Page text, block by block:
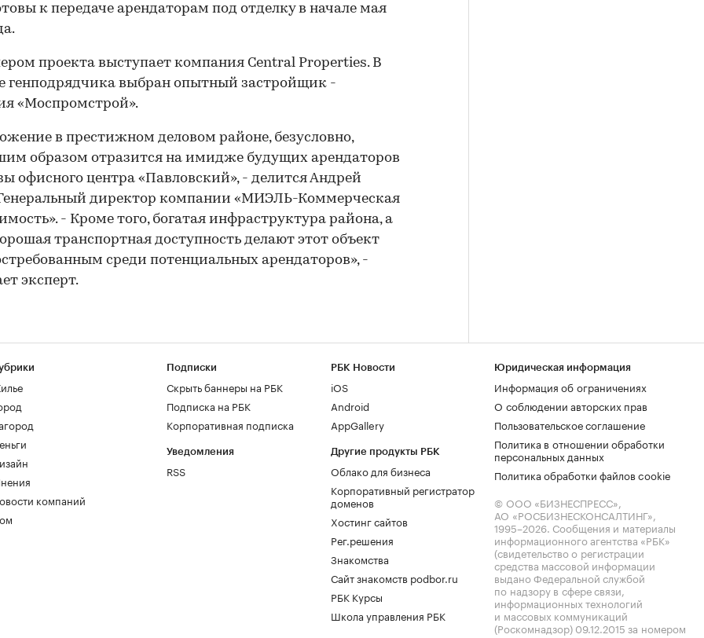
к передаче арендаторам под отделку в начале мая
проекта выступает компания Central Properties. В
генподрядчика выбран опытный застройщик -
«Моспромстрой».
в престижном деловом районе, безусловно,
образом отразится на имидже будущих арендаторов
офисного центра «Павловский», - делится Андрей
директор компании «МИЭЛЬ-Коммерческая
- Кроме того, богатая инфраструктура района, а
транспортная доступность делают этот объект
среди потенциальных арендаторов», -
эксперт.
компаний
Подписки
Скрыть баннеры на РБК
Подписка на РБК
Корпоративная подписка
Уведомления
RSS
РБК Новости
iOS
Android
AppGallery
Другие продукты РБК
Облако для бизнеса
Корпоративный регистратор
доменов
Хостинг сайтов
Рег.решения
Знакомства
Сайт знакомств podbor.ru
РБК Курсы
Школа управления РБК
Юридическая информация
Информация об ограничениях
О соблюдении авторских прав
Пользовательское соглашение
Политика в отношении обработки
персональных данных
Политика обработки файлов cookie
© ООО «БИЗНЕСПРЕСС»,
АО «РОСБИЗНЕСКОНСАЛТИНГ»,
1995–2026. Сообщения и материалы
информационного агентства «РБК»
(свидетельство о регистрации
средства массовой информации
выдано Федеральной службой
по надзору в сфере связи,
информационных технологий
и массовых коммуникаций
(Роскомнадзор) 09.12.2015 за номером